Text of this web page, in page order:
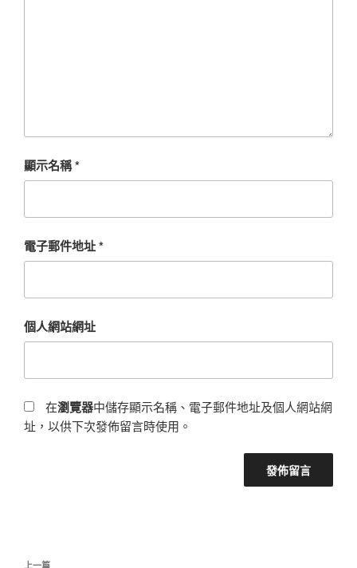
顯示名稱*
電子郵件地址*
個人網站網址
在瀏覽器中儲存顯示名稱、電子郵件地址及個人網站網
址，以供下次發佈留言時使用。
文
上一篇